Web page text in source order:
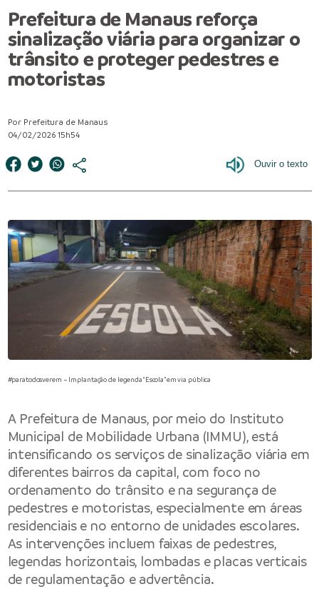
Prefeitura de Manaus reforça
sinalização viária para organizar o
trânsito e proteger pedestres e
motoristas
Por Prefeitura de Manaus
04/02/2026 15h54
#paratodosverem – Implantação de legenda “Escola” em via pública
A Prefeitura de Manaus, por meio do Instituto
Municipal de Mobilidade Urbana (IMMU), está
intensificando os serviços de sinalização viária em
diferentes bairros da capital, com foco no
ordenamento do trânsito e na segurança de
pedestres e motoristas, especialmente em áreas
residenciais e no entorno de unidades escolares.
As intervenções incluem faixas de pedestres,
legendas horizontais, lombadas e placas verticais
de regulamentação e advertência.